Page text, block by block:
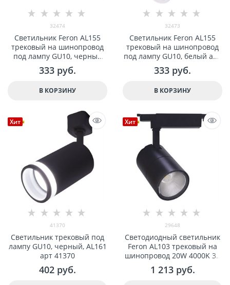
32474
Светильник Feron AL155
трековый на шинопровод
под лампу GU10, черный
арт 32474
333 руб.
В КОРЗИНУ
32473
Светильник Feron AL155
трековый на шинопровод
под лампу GU10, белый арт
32473
333 руб.
В КОРЗИНУ
Хит
41370
Светильник трековый под
лампу GU10, черный, AL161
арт 41370
402 руб.
Хит
29648
Светодиодный светильник
Feron AL103 трековый на
шинопровод 20W 4000K 35
градусов черный арт 29648
1 213 руб.